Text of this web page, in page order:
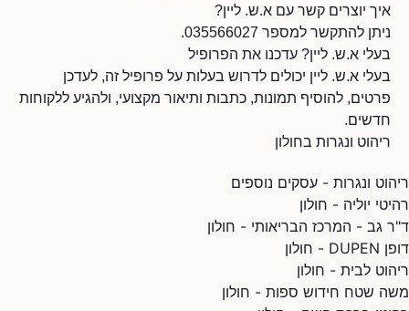
איך יוצרים קשר עם א.ש. ליין?
ניתן להתקשר למספר 035566027.
בעלי א.ש. ליין? עדכנו את הפרופיל
בעלי א.ש. ליין יכולים לדרוש בעלות על פרופיל זה, לעדכן
פרטים, להוסיף תמונות, כתבות ותיאור מקצועי, ולהגיע ללקוחות
חדשים.
ריהוט ונגרות בחולון
ריהוט ונגרות - עסקים נוספים
רהיטי יוליה - חולון
ד"ר גב - המרכז הבריאותי - חולון
דופן DUPEN - חולון
ריהוט לבית - חולון
משה שטח חידוש ספות - חולון